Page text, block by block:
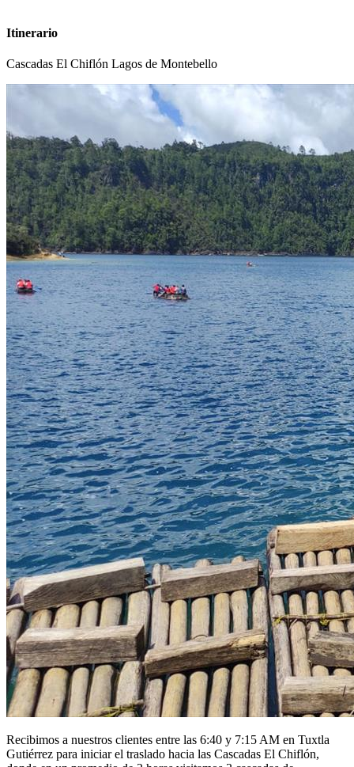
Itinerario
Cascadas El Chiflón Lagos de Montebello
Recibimos a nuestros clientes entre las 6:40 y 7:15 AM en Tuxtla
Gutiérrez para iniciar el traslado hacia las Cascadas El Chiflón,